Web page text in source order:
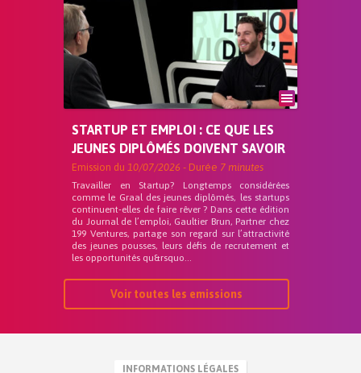
STARTUP ET EMPLOI : CE QUE LES
JEUNES DIPLÔMÉS DOIVENT SAVOIR
Emission du 10/07/2026 - Durée 7 minutes
Travailler en Startup? Longtemps considérées
comme le Graal des jeunes diplômés, les startups
continuent-elles de faire rêver ? Dans cette édition
du Journal de l’emploi, Gaultier Brun, Partner chez
199 Ventures, partage son regard sur l’attractivité
des jeunes pousses, leurs défis de recrutement et
les opportunités qu&rsquo...
Voir toutes les emissions
INFORMATIONS LÉGALES